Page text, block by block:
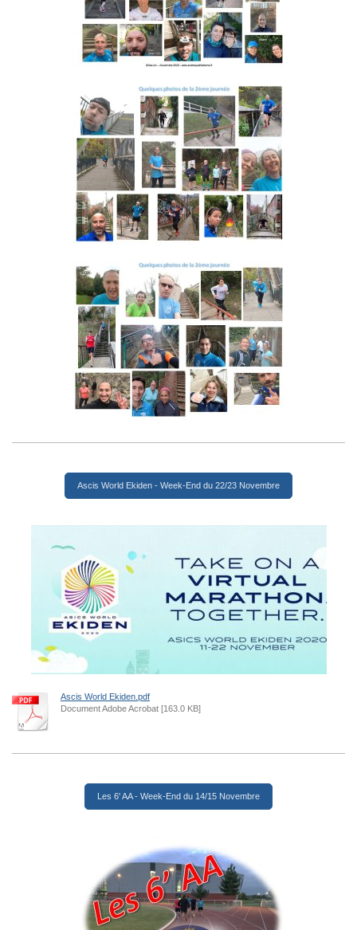
Ascis World Ekiden - Week-End du 22/23 Novembre
Ascis World Ekiden.pdf
Document Adobe Acrobat [163.0 KB]
Les 6' AA - Week-End du 14/15 Novembre